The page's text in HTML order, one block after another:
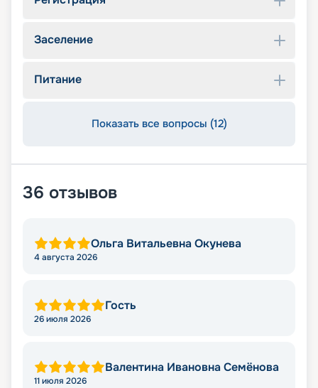
Заселение
Питание
Показать все вопросы (12)
36 отзывов
Ольга Витальевна Окунева
4 августа 2026
Гость
26 июля 2026
Валентина Ивановна Семёнова
11 июля 2026